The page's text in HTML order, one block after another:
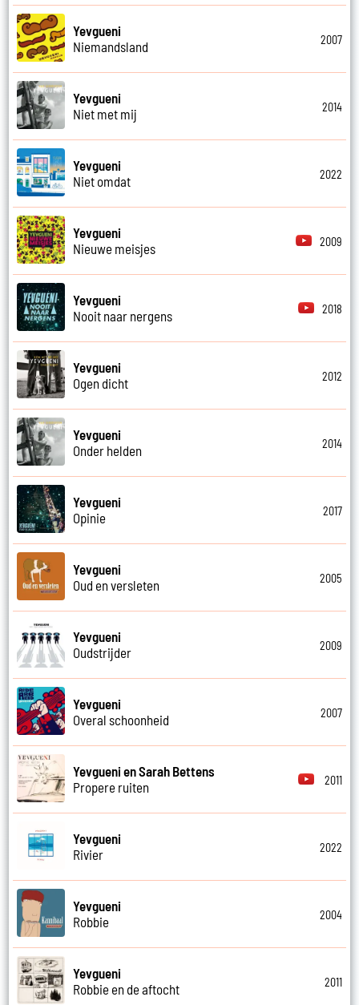
Yevgueni
Niemandsland
2007
Yevgueni
Niet met mij
2014
Yevgueni
Niet omdat
2022
Yevgueni
Nieuwe meisjes
2009
Yevgueni
Nooit naar nergens
2018
Yevgueni
Ogen dicht
2012
Yevgueni
Onder helden
2014
Yevgueni
Opinie
2017
Yevgueni
Oud en versleten
2005
Yevgueni
Oudstrijder
2009
Yevgueni
Overal schoonheid
2007
Yevgueni en Sarah Bettens
Propere ruiten
2011
Yevgueni
Rivier
2022
Yevgueni
Robbie
2004
Yevgueni
Robbie en de aftocht
2011